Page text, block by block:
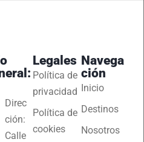
Navega
ción
Inicio
Destinos
Nosotros
Legales
Política de
privacidad
Política de
cookies
Direc
ción:
Calle